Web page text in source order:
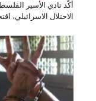
أكّد نادي الأسير
الاحتلال الاسرائيلي،